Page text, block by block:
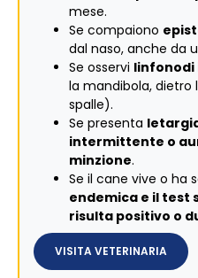
mese.
Se compaiono
dal naso, anche da
Se osservi linfonodi
la mandibola, dietro
spalle).
Se presenta
intermittente o
minzione.
Se il cane vive o ha
endemica e il test
risulta positivo o
VISITA VETERINARIA